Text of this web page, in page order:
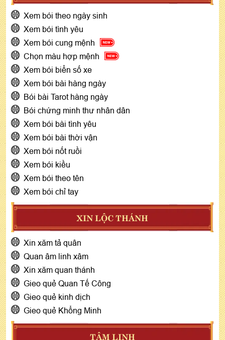
Xem bói theo ngày sinh
Xem bói tình yêu
Xem bói cung mệnh
Chọn màu hợp mệnh
Xem bói biển số xe
Xem bói bài hàng ngày
Bói bài Tarot hàng ngày
Bói chứng minh thư nhân dân
Xem bói bài tình yêu
Xem bói bài thời vận
Xem bói nốt ruồi
Xem bói kiều
Xem bói theo tên
Xem bói chỉ tay
XIN LỘC THÁNH
Xin xăm tả quân
Quan âm linh xâm
Xin xăm quan thánh
Gieo quẻ Quan Tế Công
Gieo quẻ kinh dịch
Gieo quẻ Khổng Minh
TÂM LINH